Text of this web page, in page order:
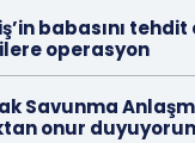
babasını
operasyon
Savunma
onur